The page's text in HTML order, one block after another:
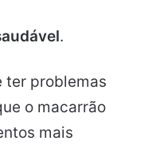
.
ter problemas
o macarrão
mais